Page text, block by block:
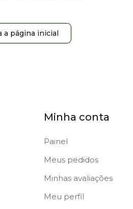
a página inicial
Minha conta
Painel
Meus pedidos
Minhas avaliações
Meu perfil